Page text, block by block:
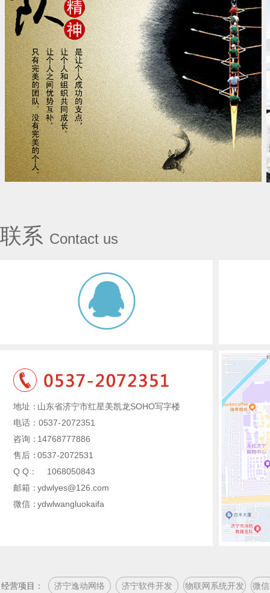
济宁逸动公司团队
济宁逸动公司团队
联系 Contact us
地址：山东省济宁市红星美凯龙SOHO写字楼
电话：0537-2072351
咨询：14768777886
售后：0537-2072531
Q Q：
1068050843
邮箱：ydwlyes@126.com
微信：ydwlwangluokaifa
微
物联网系统开发
济宁软件开发
济宁逸动网络
经营项目：